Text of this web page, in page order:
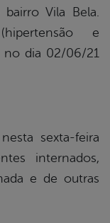
Vila Bela.
e
no dia 02/06/21
sexta-feira
internados,
e de outras